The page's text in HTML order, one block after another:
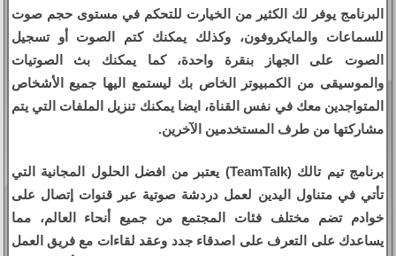
البرنامج يوفر لك الكثير من الخيارت للتحكم في مستوى حجم صوت
للسماعات والمايكروفون، وكذلك يمكنك كتم الصوت أو تسجيل
الصوت على الجهاز بنقرة واحدة، كما يمكنك بث الصوتيات
والموسيقى من الكمبيوتر الخاص بك ليستمع اليها جميع الأشخاص
المتواجدين معك في نفس القناة، ايضا يمكنك تنزيل الملفات التي يتم
مشاركتها من طرف المستخدمين الآخرين.
برنامج تيم تالك (TeamTalk) يعتبر من افضل الحلول المجانية التي
تأتي في متناول اليدين لعمل دردشة صوتية عبر قنوات إتصال على
خوادم تضم مختلف فئات المجتمع من جميع أنحاء العالم، مما
يساعدك على التعرف على اصدقاء جدد وعقد لقاءات مع فريق العمل